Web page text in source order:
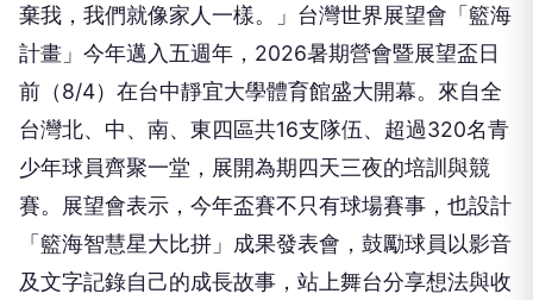
棄我，我們就像家人一樣。」 台灣世界展望會「籃海
計畫」今年邁入五週年，2026暑期營會暨展望盃日
前 （8/4） 在台中靜宜大學體育館盛大開幕。來自全
台灣北、中、南、東四區共16支隊伍、超過320名青
少年球員齊聚一堂，展開為期四天三夜的培訓與競
賽。 展望會表示，今年盃賽不只有球場賽事，也設計
「籃海智慧星大比拼」成果發表會，鼓勵球員以影音
及文字記錄自己的成長故事，站上舞台分享想法與收